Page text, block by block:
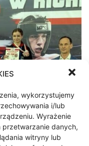
wykorzystujemy
i/lub
Wyrażenie
przetwarzanie danych,
witryny lub